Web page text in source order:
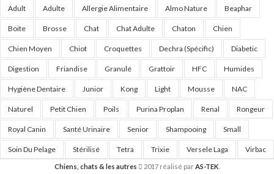
Adult Adulte Allergie Alimentaire Almo Nature Beaphar
Boite Brosse Chat Chat Adulte Chaton Chien
Chien Moyen Chiot Croquettes Dechra (Spécific) Diabetic
Digestion Friandise Granulé Grattoir HFC Humides
Hygiène Dentaire Junior Kong Light Mousse NAC
Naturel Petit Chien Poils Purina Proplan Renal Rongeur
Royal Canin Santé Urinaire Senior Shampooing Small
Soin Du Pelage Stérilisé Tetra Trixie Versele Laga Virbac
Chiens, chats & les autres 2017 réalisé parAS-TEK